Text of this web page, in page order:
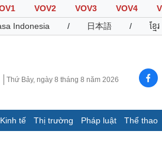
VOV2 VOV3 VOV4
Indonesia / 日本語 / ខ្មែរ
Thứ Bảy, ngày 8 tháng 8 năm 2026
Kinh tế Thị trường Pháp luật Thể thao